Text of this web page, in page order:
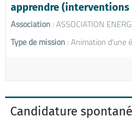
apprendre (interventions
Association : ASSOCIATION
Type de mission : Animation d'une
Candidature